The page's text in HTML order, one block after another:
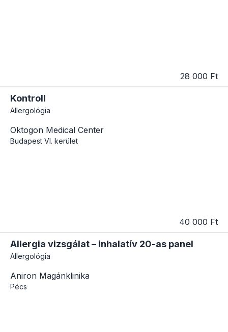
28 000 Ft
Kontroll
Allergológia
Oktogon Medical Center
Budapest VI. kerület
40 000 Ft
Allergia vizsgálat – inhalatív 20-as panel
Allergológia
Aniron Magánklinika
Pécs